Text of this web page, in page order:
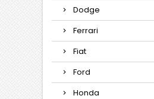
Dodge
Ferrari
Fiat
Ford
Honda